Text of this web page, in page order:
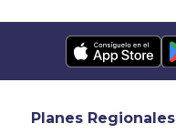
Planes Regionales